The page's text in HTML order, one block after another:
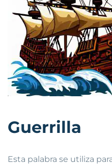
Guerrilla
Esta palabra se utiliza